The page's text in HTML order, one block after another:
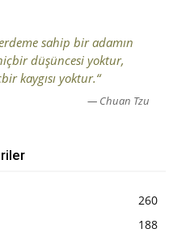
sahip bir adamın
düşüncesi yoktur,
kaygısı yoktur.“
— Chuan Tzu
260
188